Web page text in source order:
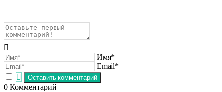
Имя*
Email*
0 Комментарий